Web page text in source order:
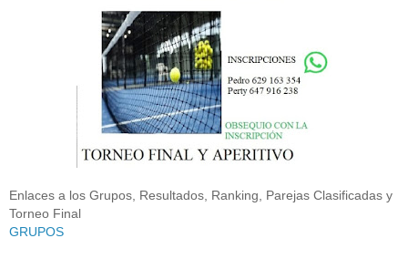
Enlaces a los Grupos, Resultados, Ranking, Parejas Clasificadas y
Torneo Final
GRUPOS